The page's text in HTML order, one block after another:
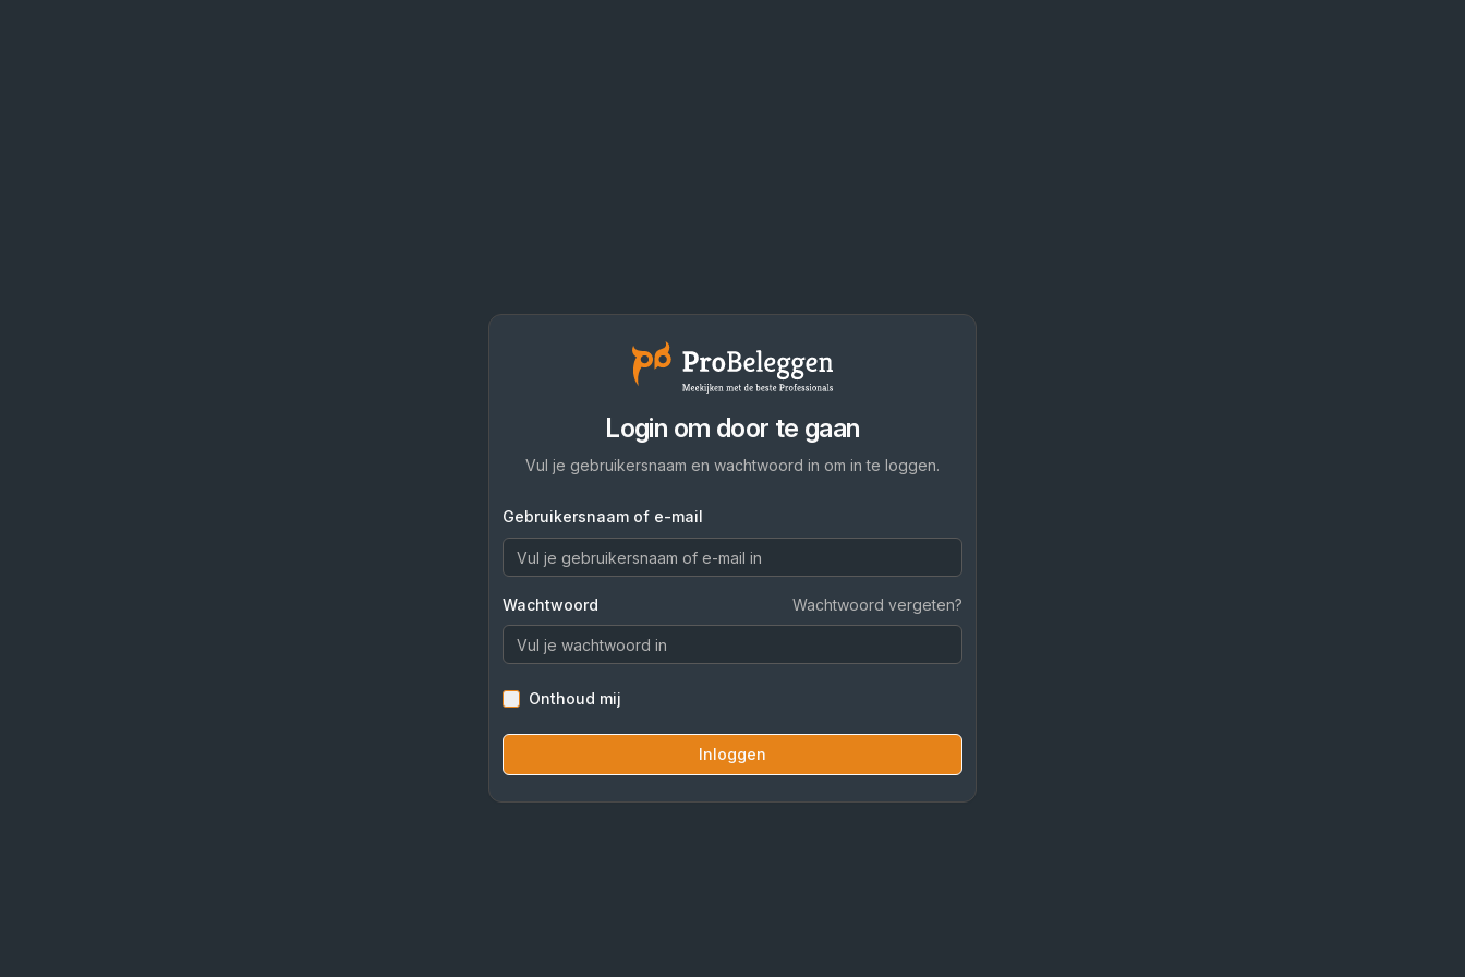
Login om door te gaan
Vul je gebruikersnaam en wachtwoord in om in te loggen.
Gebruikersnaam of e-mail
Wachtwoord Wachtwoord vergeten?
Onthoud mij
Inloggen